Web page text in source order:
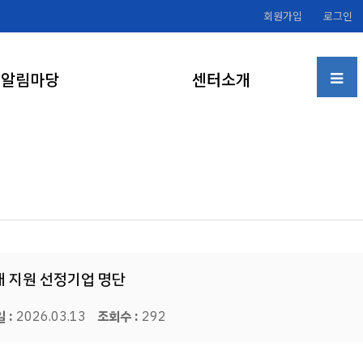
로그인
회원가입
알림마당 센터소개
지원 선정기업 명단
: 2026.03.13 조회수 : 292